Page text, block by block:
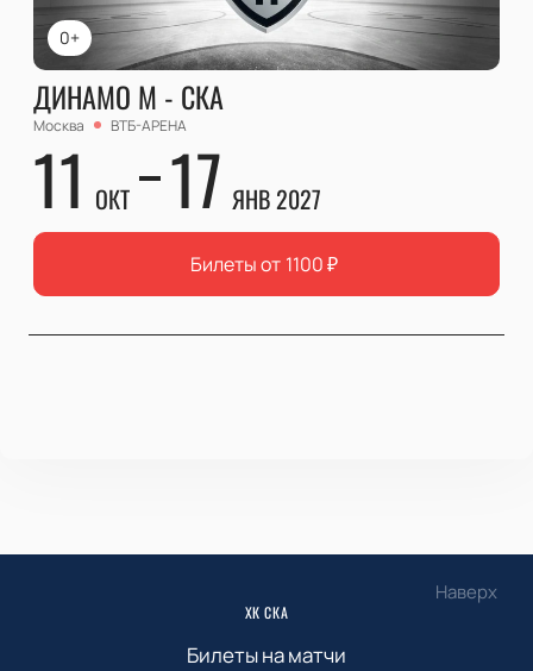
0+
ДИНАМО М - СКА
Москва ВТБ-АРЕНА
11 ОКТ 17 ЯНВ 2027
Билеты от 1100₽
Наверх
ХК СКА
Билеты на матчи